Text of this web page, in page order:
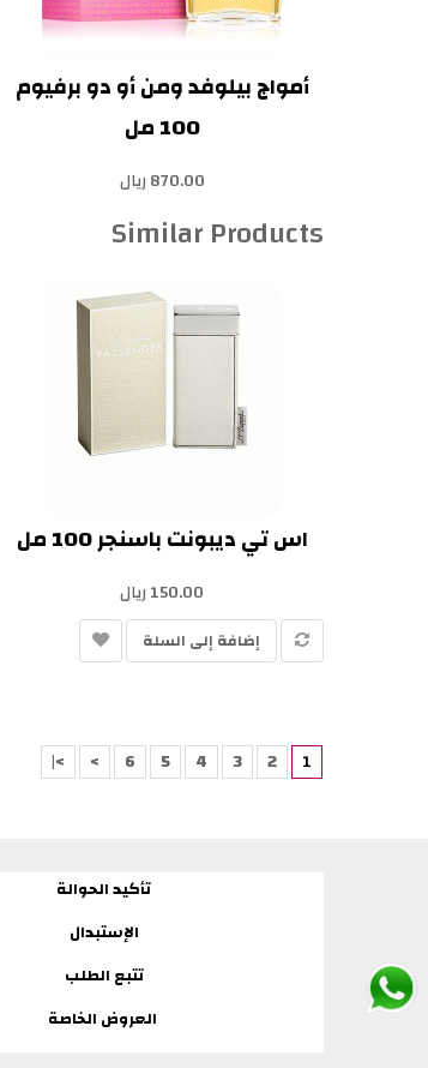
أمواج بيلوفد ومن أو دو برفيوم
100 مل
870.00 ريال
Similar Products
اس تي ديبونت باسنجر 100 مل
150.00 ريال
إضافة إلى السلة
1
2
3
4
5
6
>
>|
تأكيد الحوالة
الإستبدال
تتبع الطلب
العروض الخاصة